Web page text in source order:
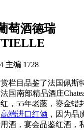
萄酒德瑞
主编 1728
栏目品鉴了法国佩斯
国南部精品酒庄
，55年老藤，鎏金蜡
高端进口红酒 ，因为品
酒，宴会品鉴红酒，